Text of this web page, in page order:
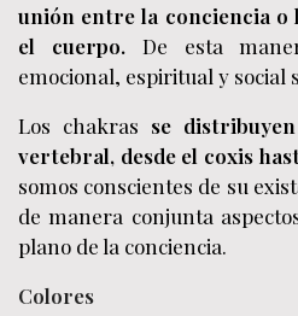
unión entre la conciencia o
el cuerpo. De esta
emocional, espiritual y social
Los chakras se
vertebral, desde el coxis
somos conscientes de su
de manera conjunta
plano de la conciencia.
Colores